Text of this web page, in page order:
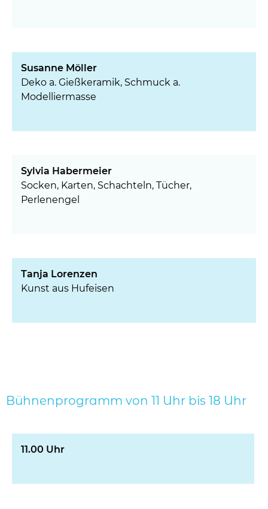
Susanne Möller
Deko a. Gießkeramik, Schmuck a.
Modelliermasse
Sylvia Habermeier
Socken, Karten, Schachteln, Tücher,
Perlenengel
Tanja Lorenzen
Kunst aus Hufeisen
Bühnenprogramm von 11 Uhr bis 18 Uhr
11.00 Uhr